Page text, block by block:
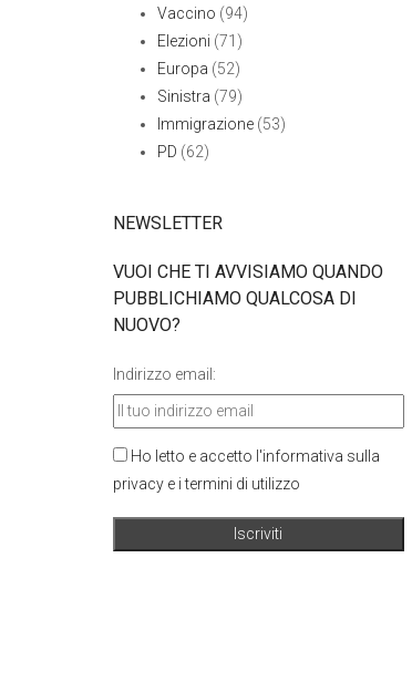
Vaccino (94)
Elezioni (71)
Europa (52)
Sinistra (79)
Immigrazione (53)
PD (62)
NEWSLETTER
VUOI CHE TI AVVISIAMO QUANDO
PUBBLICHIAMO QUALCOSA DI
NUOVO?
Indirizzo email:
Ho letto e accetto l'informativa sulla
privacy e i termini di utilizzo